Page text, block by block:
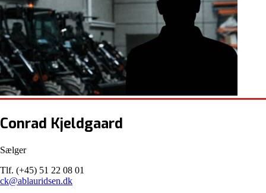
Conrad Kjeldgaard
Sælger
Tlf. (+45) 51 22 08 01
ck@ablauridsen.dk